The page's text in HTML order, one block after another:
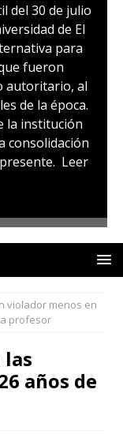
del 30 de julio
de El
para
fueron
autoritario, al
de la época.
la institución
consolidación
Leer
violador menos en
profesor
años de